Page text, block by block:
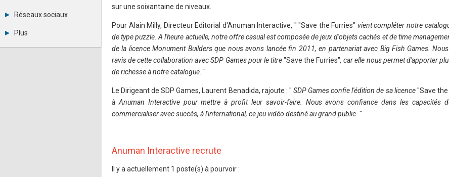
Observatoire de l'emploi
Réseaux sociaux
LinkedIn
Plus
Annonceurs
sur une soixantaine de niveaux.
Pour Alain Milly, Directeur Editorial d'Anuman Interactive, " "Save the Furries" vient compléter notre
de type puzzle. A l'heure actuelle, notre offre casual est composée de jeux d'objets cachés et de time
de la licence Monument Builders que nous avons lancée fin 2011, en partenariat avec Big Fish Games.
ravis de cette collaboration avec SDP Games pour le titre"Save the Furries", car elle nous permet d'apporter
de richesse à notre catalogue. "
Le Dirigeant de SDP Games, Laurent Benadida, rajoute : " SDP Games confie l'édition de sa licence"Save the
à Anuman Interactive pour mettre à profit leur savoir-faire. Nous avons confiance dans les capacités
commercialiser avec succès, à l'international, ce jeu vidéo destiné au grand public. "
Anuman Interactive recrute
Il y a actuellement 1 poste(s) à pourvoir :